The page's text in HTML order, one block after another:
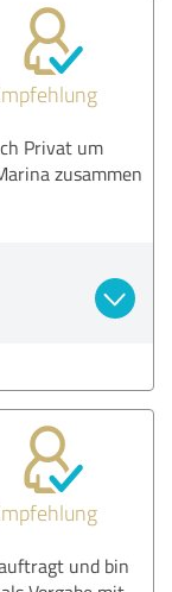
Privat um
zusammen
und bin